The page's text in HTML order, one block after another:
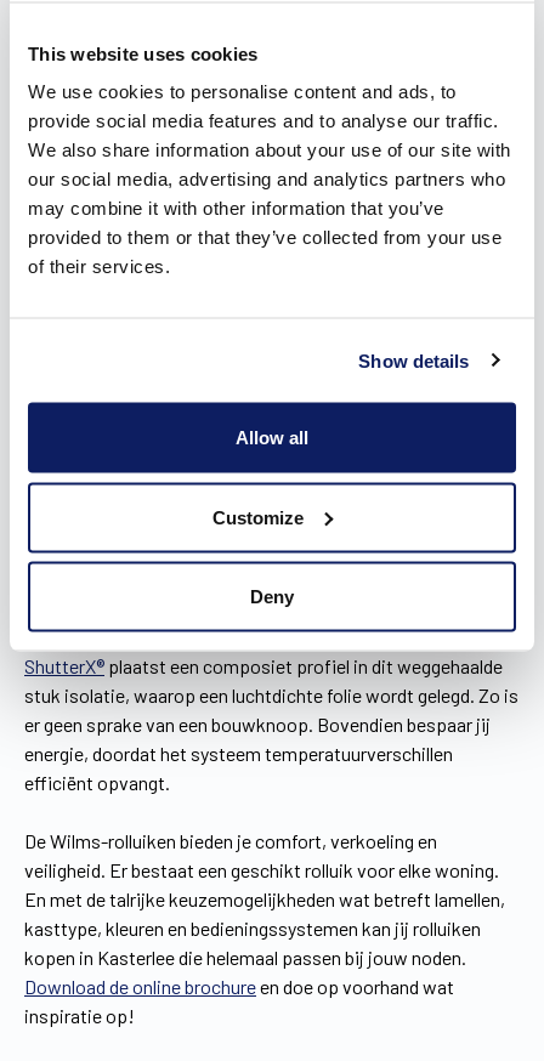
This website uses cookies
We use cookies to personalise content and ads, to
provide social media features and to analyse our traffic.
We also share information about your use of our site with
our social media, advertising and analytics partners who
may combine it with other information that you’ve
provided to them or that they’ve collected from your use
of their services.
Show details
Allow all
Customize
Deny
Doe inspiratie op voor je rolluiken
Je rolluiken in Kasterlee kopen doe je niet ondoordacht. Je
wil het product eerst zien, voelen, beleven. Onze
schaduwmeesters in het Wilms Experience Center of de
lokale dealers maken het mogelijk. Maar voor je naar de
soorten rolluiken, de bedieningsmogelijkheden, kleuren en
De ShutterX®: energiezuinige rolluiken in
omdat het luchtdicht maken ervan vrijwel onmogelijk is. Ze
nemen namelijk isolatie weg op de plaats waar de kast zit. De
ShutterX® plaatst een composiet profiel in dit weggehaalde
stuk isolatie, waarop een luchtdichte folie wordt gelegd. Zo is
er geen sprake van een bouwknoop. Bovendien bespaar jij
energie, doordat het systeem temperatuurverschillen
efficiënt opvangt.
De Wilms-rolluiken bieden je comfort, verkoeling en
veiligheid. Er bestaat een geschikt rolluik voor elke woning.
En met de talrijke keuzemogelijkheden wat betreft lamellen,
kasttype, kleuren en bedieningssystemen kan jij rolluiken
kopen in Kasterlee die helemaal passen bij jouw noden.
Download de online brochureen doe op voorhand wat
inspiratie op!